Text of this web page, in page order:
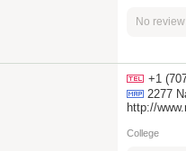
No
+1
2277
http://
College